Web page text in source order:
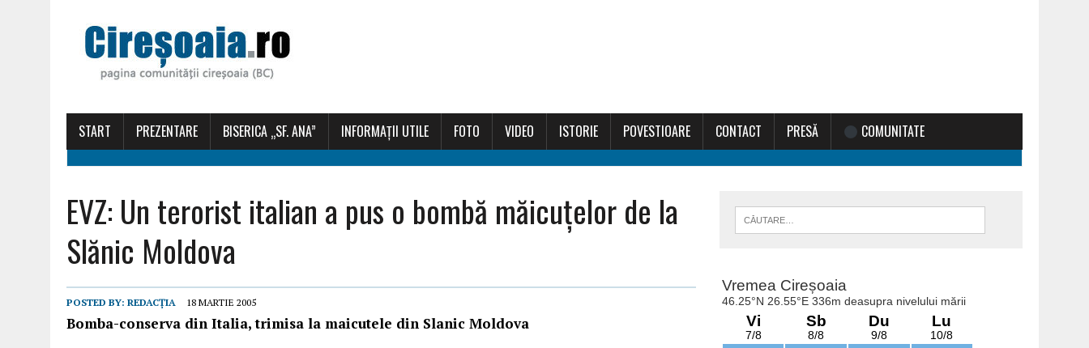
START PREZENTARE BISERICA „SF. ANA” INFORMAȚII UTILE FOTO VIDEO ISTORIE POVESTIOARE CONTACT PRESĂ COMUNITATE
EVZ: Un terorist italian a pus o bombă măicuțelor de la
Slănic Moldova
POSTED BY: REDACȚIA 18 MARTIE 2005
Bomba-conserva din Italia, trimisa la maicutele din Slanic Moldova